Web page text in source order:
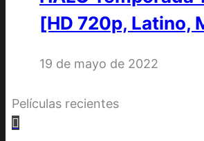
[HD 720p, Latino,
19 de mayo de 2022
Películas recientes